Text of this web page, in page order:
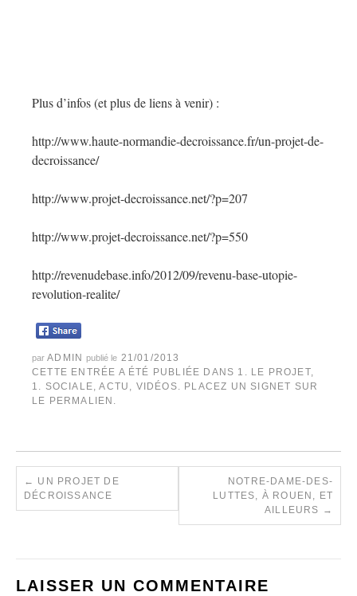
Plus d’infos (et plus de liens à venir) :
http://www.haute-normandie-decroissance.fr/un-projet-de-
decroissance/
http://www.projet-decroissance.net/?p=207
http://www.projet-decroissance.net/?p=550
http://revenudebase.info/2012/09/revenu-base-utopie-
revolution-realite/
par ADMIN publié le 21/01/2013
CETTE ENTRÉE A ÉTÉ PUBLIÉE DANS 1. LE PROJET,
1. SOCIALE,ACTU , VIDÉOS. PLACEZ UN SIGNET SUR
LE PERMALIEN .
← UN PROJET DE
DÉCROISSANCE
NOTRE-DAME-DES-
LUTTES, À ROUEN, ET
AILLEURS →
LAISSER UN COMMENTAIRE